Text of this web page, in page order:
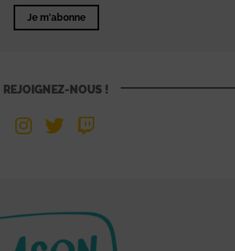
Je m'abonne
REJOIGNEZ-NOUS !